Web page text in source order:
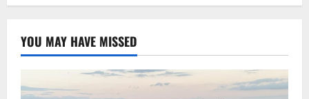
YOU MAY HAVE MISSED